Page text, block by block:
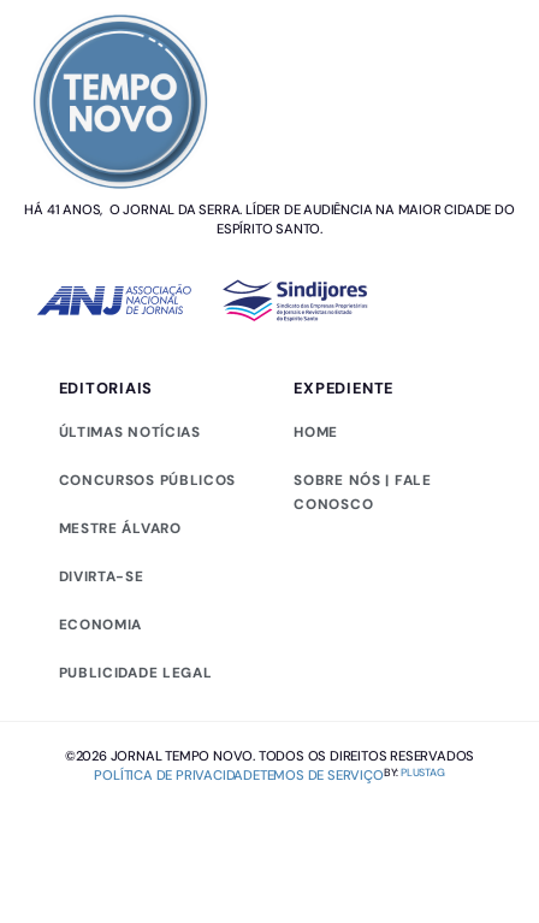
HÁ 41 ANOS, O JORNAL DA SERRA. LÍDER DE AUDIÊNCIA NA MAIOR CIDADE DO
ESPÍRITO SANTO.
EDITORIAIS
ÚLTIMAS NOTÍCIAS
CONCURSOS PÚBLICOS
MESTRE ÁLVARO
DIVIRTA-SE
ECONOMIA
PUBLICIDADE LEGAL
EXPEDIENTE
HOME
SOBRE NÓS | FALE
CONOSCO
©2026 JORNAL TEMPO NOVO. TODOS OS DIREITOS RESERVADOS
POLÍTICA DE PRIVACIDADETEMOS DE SERVIÇOBY:PLUSTAG